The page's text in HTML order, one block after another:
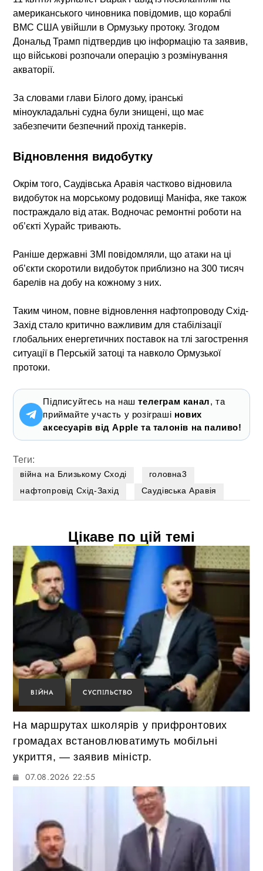
американського чиновника повідомив, що кораблі
ВМС США увійшли в Ормузьку протоку. Згодом
Дональд Трамп підтвердив цю інформацію та заявив,
що військові розпочали операцію з розмінування
акваторії.
За словами глави Білого дому, іранські
міноукладальні судна були знищені, що має
забезпечити безпечний прохід танкерів.
Відновлення видобутку
Окрім того, Саудівська Аравія частково відновила
видобуток на морському родовищі Маніфа, яке також
постраждало від атак. Водночас ремонтні роботи на
об’єкті Хурайс тривають.
Раніше державні ЗМІ повідомляли, що атаки на ці
об’єкти скоротили видобуток приблизно на 300 тисяч
барелів на добу на кожному з них.
Таким чином, повне відновлення нафтопроводу Схід-
Захід стало критично важливим для стабілізації
глобальних енергетичних поставок на тлі загострення
ситуації в Перській затоці та навколо Ормузької
протоки.
Підписуйтесь на наштелеграм канал, та
приймайте участь у розіграші нових
аксесуарів від Apple та талонів на паливо!
Теги:
війна на Близькому Сході
головна3
нафтопровід Схід-Захід
Саудівська Аравія
Цікаве по цій темі
ВІЙНА СУСПІЛЬСТВО
На маршрутах школярів у прифронтових
громадах встановлюватимуть мобільні
укриття, — заявив міністр.
07.08.2026 22:55